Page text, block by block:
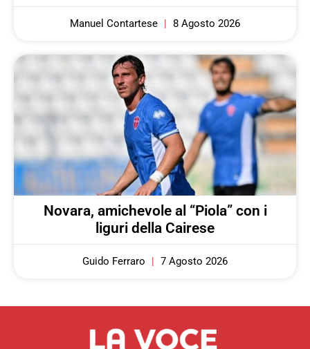
Manuel Contartese 8 Agosto 2026
Novara, amichevole al “Piola” con i
liguri della Cairese
Guido Ferraro 7 Agosto 2026